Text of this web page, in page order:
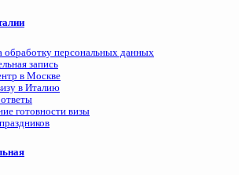
обработку персональных данных
запись
в Москве
в Италию
готовности визы